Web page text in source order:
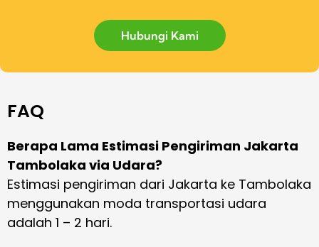
Hubungi Kami
FAQ
Berapa Lama Estimasi Pengiriman Jakarta
Tambolaka via Udara?
Estimasi pengiriman dari Jakarta ke Tambolaka
menggunakan moda transportasi udara
adalah 1 – 2 hari.